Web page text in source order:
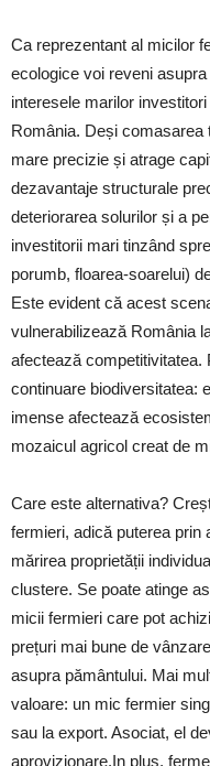
Ca reprezentant al micilor
ecologice voi reveni
interesele marilor
România. Deși comasarea
mare precizie și atrage
dezavantaje structurale
deteriorarea solurilor și a
investitorii mari tinzând
porumb, floarea-soarelui)
Este evident că acest
vulnerabilizează România
afectează competitivitatea.
continuare biodiversitatea:
imense afectează
mozaicul agricol creat de
Care este alternativa?
fermieri, adică puterea prin
mărirea proprietății
clustere. Se poate atinge
micii fermieri care pot
prețuri mai bune de
asupra pământului. Mai
valoare: un mic fermier
sau la export. Asociat, el
aprovizionare.In plus,